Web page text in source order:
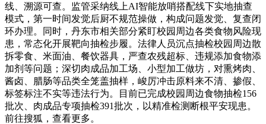
线、溯源可查。监管采纳线上AI智能放哨搭配线下实地抽查
模式，第一时间发觉后厨不规范操做，构成问题发觉、复查闭
环办理。同时，丹东市相关部分紧盯校园周边各类食物风险现
患，常态化开展靶向抽检步履。法律人员沉点抽检校园周边散
拆零食、米面油、餐饮器具，严查农残超标、违规添加食物添
加剂等问题；深切肉成品加工场、小型加工做坊，对熏烤肉、
酱卤、腊肠等品类全笼盖抽样，峻厉冲击原料来不清、掺假、
标签标注不实等违法行为。目前已完成校园周边食物抽检156
批次、肉成品专项抽检391批次，以精准检测断根平安现患。
前往搜狐，查看更多。